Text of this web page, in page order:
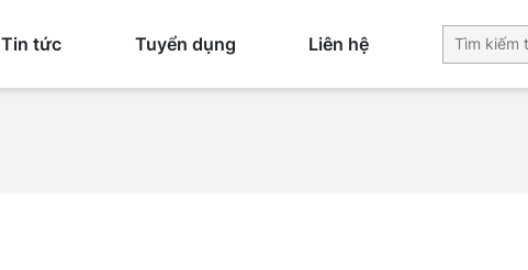
Tin tức Tuyển dụng Liên hệ